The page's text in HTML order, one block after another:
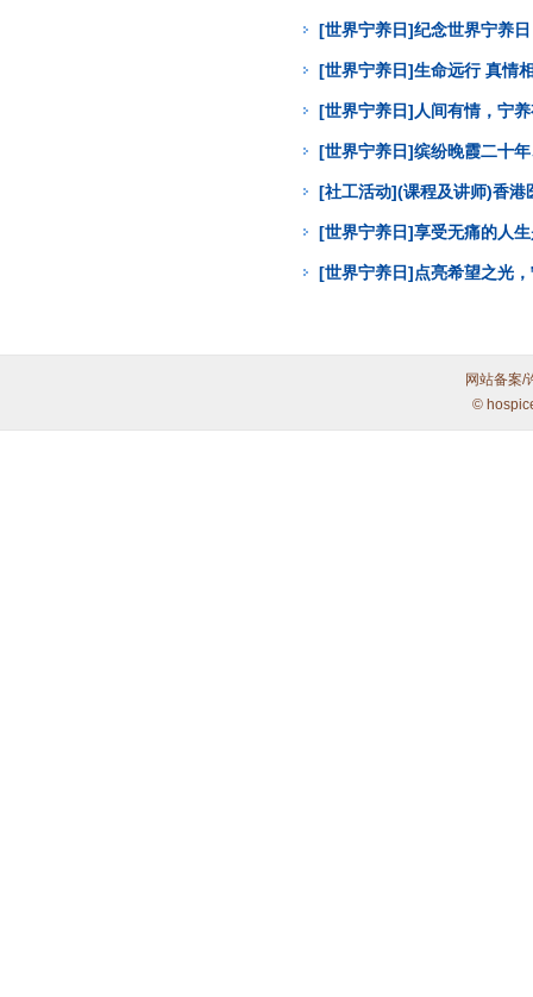
[世界宁养日]纪念世界宁养
[世界宁养日]生命远行 真情
[世界宁养日]人间有情，宁
[世界宁养日]缤纷晚霞二十
[社工活动](课程及讲师)香
[世界宁养日]享受无痛的人
[世界宁养日]点亮希望之光
网站备案/
©